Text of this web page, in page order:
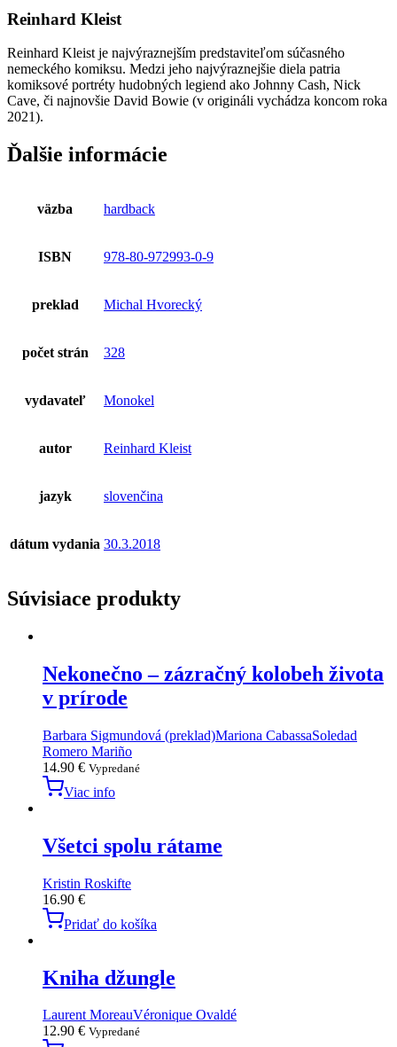
Reinhard Kleist
Reinhard Kleist je najvýraznejším predstaviteľom súčasného
nemeckého komiksu. Medzi jeho najvýraznejšie diela patria
komiksové portréty hudobných legiend ako Johnny Cash, Nick
Cave, či najnovšie David Bowie (v origináli vychádza koncom roka
2021).
Ďalšie informácie
väzba hardback
ISBN 978-80-972993-0-9
preklad Michal Hvorecký
počet strán 328
vydavateľ Monokel
autor Reinhard Kleist
jazyk slovenčina
dátum vydania 30.3.2018
Súvisiace produkty
Nekonečno – zázračný kolobeh života
v prírode
Barbara Sigmundová (preklad)Mariona CabassaSoledad
Romero Mariño
14.90 € Vypredané
Viac info
Všetci spolu rátame
Kristin Roskifte
16.90 €
Pridať do košíka
Kniha džungle
Laurent MoreauVéronique Ovaldé
12.90 € Vypredané